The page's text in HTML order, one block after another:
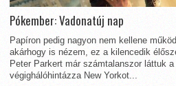
Pókember: Vadonatúj nap
Papíron pedig nagyon nem kellene
akárhogy is nézem, ez a kilencedik
Peter Parkert már számtalanszor láttuk
végighálóhintázza New Yorkot...